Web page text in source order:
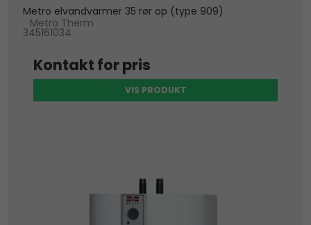
Metro elvandvarmer 35 rør op (type 909)
Metro Therm
345161034
Kontakt for pris
VIS PRODUKT